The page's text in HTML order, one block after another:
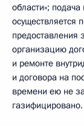
области»;
осуществляется
предоставления
организацию
и ремонте
и договора на
времени ею не
газифицировано.